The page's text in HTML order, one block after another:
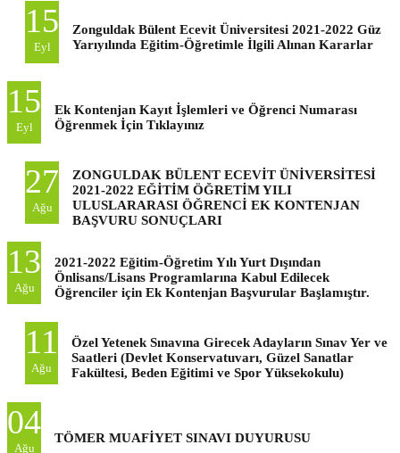
15
Eyl
Zonguldak Bülent Ecevit Üniversitesi 2021-2022 Güz
Yarıyılında Eğitim-Öğretimle İlgili Alınan Kararlar
15
Eyl
Ek Kontenjan Kayıt İşlemleri ve Öğrenci Numarası
Öğrenmek İçin Tıklayınız
27
Ağu
ZONGULDAK BÜLENT ECEVİT ÜNİVERSİTESİ
2021-2022 EĞİTİM ÖĞRETİM YILI
ULUSLARARASI ÖĞRENCİ EK KONTENJAN
BAŞVURU SONUÇLARI
13
Ağu
2021-2022 Eğitim-Öğretim Yılı Yurt Dışından
Önlisans/Lisans Programlarına Kabul Edilecek
Öğrenciler için Ek Kontenjan Başvurular Başlamıştır.
11
Ağu
Özel Yetenek Sınavına Girecek Adayların Sınav Yer ve
Saatleri (Devlet Konservatuvarı, Güzel Sanatlar
Fakültesi, Beden Eğitimi ve Spor Yüksekokulu)
04
Ağu
TÖMER MUAFİYET SINAVI DUYURUSU